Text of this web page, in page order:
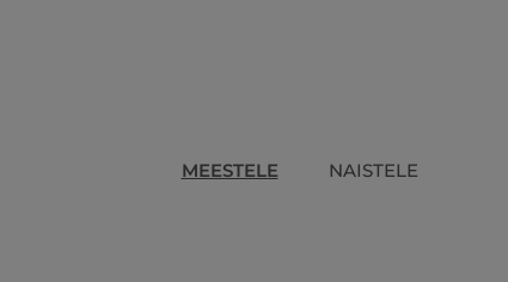
MEESTELE NAISTELE